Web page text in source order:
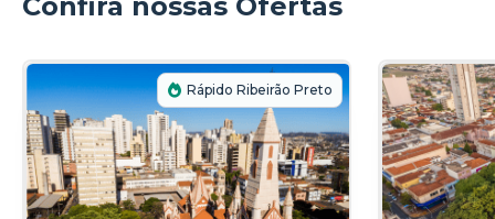
Rápido Ribeirão Preto